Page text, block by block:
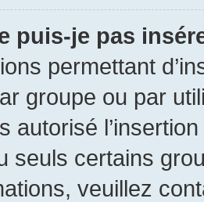
puis-je pas
permettant
groupe ou par
autorisé
seuls certains
veuillez